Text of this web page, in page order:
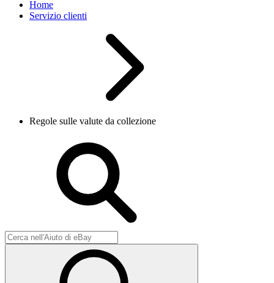
Home
Servizio clienti
Regole sulle valute da collezione